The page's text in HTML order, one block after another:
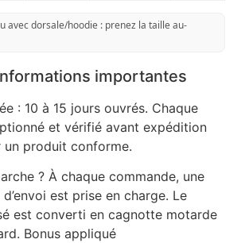
avec dorsale/hoodie : prenez la taille au-
importantes
: 10 à 15 jours ouvrés. Chaque
et vérifié avant expédition
produit conforme.
? À chaque commande, une
est prise en charge. Le
est converti en cagnotte motarde
Bonus appliqué